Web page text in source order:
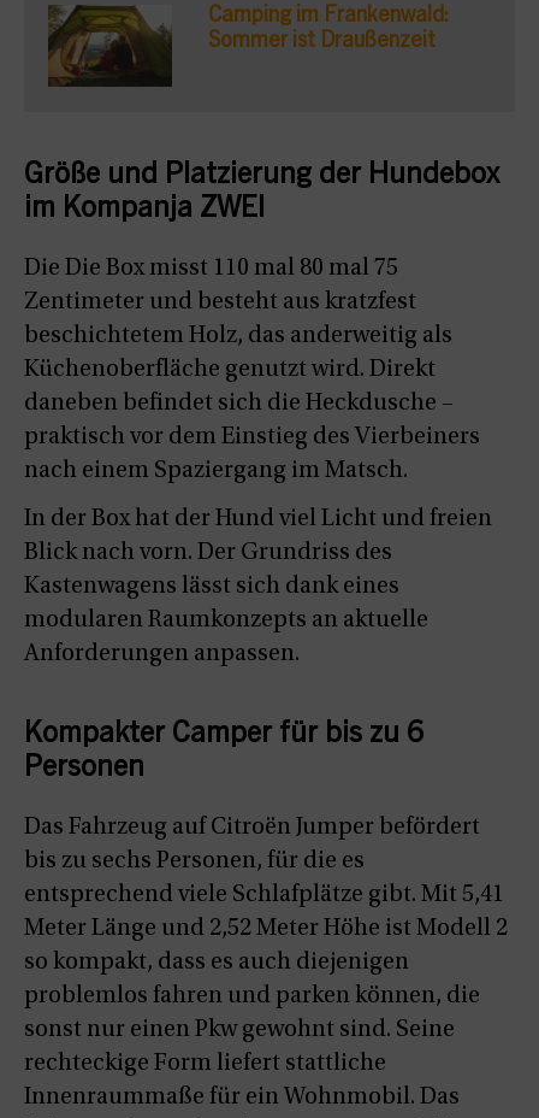
Camping im Frankenwald:
Sommer ist Draußenzeit
Größe und Platzierung der Hundebox
im Kompanja ZWEI
Die Die Box misst 110 mal 80 mal 75
Zentimeter und besteht aus kratzfest
beschichtetem Holz, das anderweitig als
Küchenoberfläche genutzt wird. Direkt
daneben befindet sich die Heckdusche –
praktisch vor dem Einstieg des Vierbeiners
nach einem Spaziergang im Matsch.
In der Box hat der Hund viel Licht und freien
Blick nach vorn. Der Grundriss des
Kastenwagens lässt sich dank eines
modularen Raumkonzepts an aktuelle
Anforderungen anpassen.
Kompakter Camper für bis zu 6
Personen
Das Fahrzeug auf Citroën Jumper befördert
bis zu sechs Personen, für die es
entsprechend viele Schlafplätze gibt. Mit 5,41
Meter Länge und 2,52 Meter Höhe ist Modell 2
so kompakt, dass es auch diejenigen
problemlos fahren und parken können, die
sonst nur einen Pkw gewohnt sind. Seine
rechteckige Form liefert stattliche
Innenraummaße für ein Wohnmobil. Das